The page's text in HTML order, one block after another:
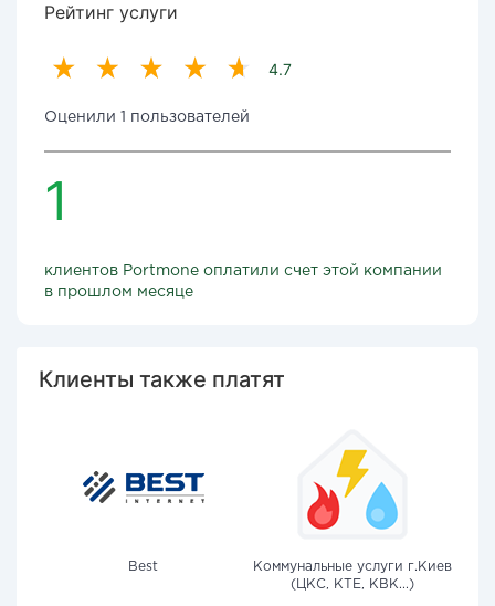
Рейтинг услуги
4.7
Оценили 1 пользователей
1
клиентов Portmone оплатили счет этой компании
в прошлом месяце
Клиенты также платят
Best
Коммунальные услуги г.Киев
(ЦКС, КТЕ, КВК...)